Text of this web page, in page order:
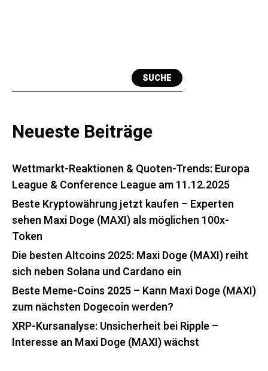
SUCHE
Neueste Beiträge
Wettmarkt-Reaktionen & Quoten-Trends: Europa
League & Conference League am 11.12.2025
Beste Kryptowährung jetzt kaufen – Experten
sehen Maxi Doge (MAXI) als möglichen 100x-
Token
Die besten Altcoins 2025: Maxi Doge (MAXI) reiht
sich neben Solana und Cardano ein
Beste Meme-Coins 2025 – Kann Maxi Doge (MAXI)
zum nächsten Dogecoin werden?
XRP-Kursanalyse: Unsicherheit bei Ripple –
Interesse an Maxi Doge (MAXI) wächst